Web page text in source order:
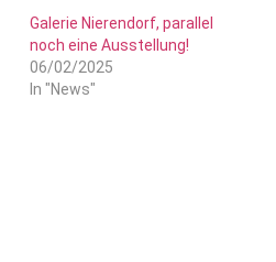
Galerie Nierendorf, parallel
noch eine Ausstellung!
06/02/2025
In "News"